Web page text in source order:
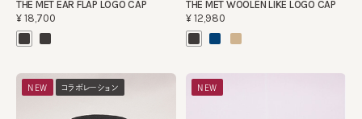
THE MET EAR FLAP LOGO CAP
¥18,700
THE MET WOOLEN LIKE LOGO CAP
¥12,980
NEW コラボレーション NEW